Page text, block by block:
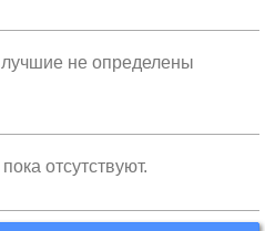
не определены
отсутствуют.